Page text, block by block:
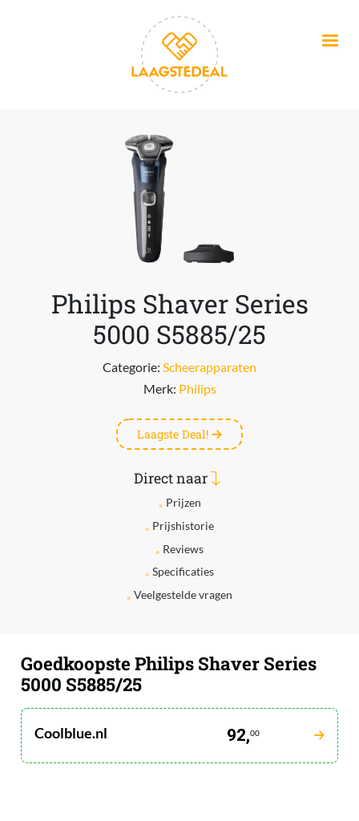
Philips Shaver Series
5000 S5885/25
Categorie: Scheerapparaten
Merk: Philips
Laagste Deal!
Direct naar
Prijzen
Prijshistorie
Reviews
Specificaties
Veelgestelde vragen
Goedkoopste Philips Shaver Series
5000 S5885/25
Coolblue.nl 92,00